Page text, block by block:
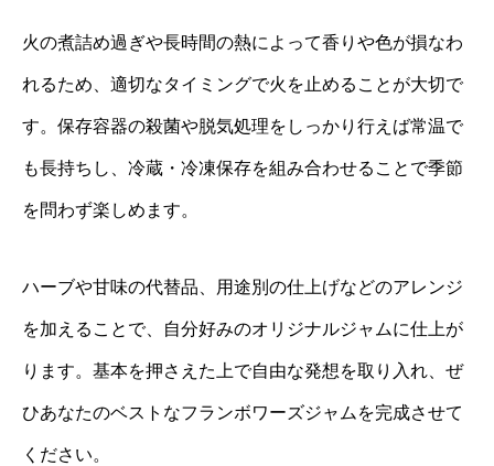
火の煮詰め過ぎや長時間の熱によって香りや色が損なわ
れるため、適切なタイミングで火を止めることが大切で
す。保存容器の殺菌や脱気処理をしっかり行えば常温で
も長持ちし、冷蔵・冷凍保存を組み合わせることで季節
を問わず楽しめます。
ハーブや甘味の代替品、用途別の仕上げなどのアレンジ
を加えることで、自分好みのオリジナルジャムに仕上が
ります。基本を押さえた上で自由な発想を取り入れ、ぜ
ひあなたのベストなフランボワーズジャムを完成させて
ください。